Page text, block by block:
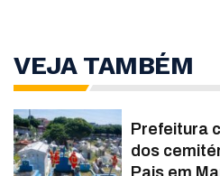
VEJA TAMBÉM
Prefeitura
dos
Pais em